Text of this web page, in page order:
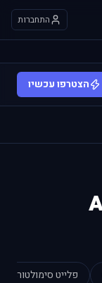
התחברות
הצטרפו עכשיו
פלייט סימולטור